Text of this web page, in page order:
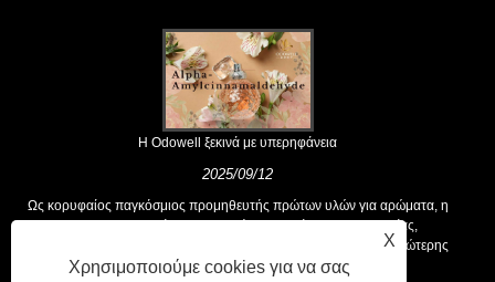
Η Odowell ξεκινά με υπερηφάνεια
2025/09/12
Ως κορυφαίος παγκόσμιος προμηθευτής πρώτων υλών για αρώματα, η
Odowell υποστηρίζει μια βασική φιλοσοφία της "καινοτομίας,
επικεντρωμένης στην ποιότητα", που παρέχει σταθερά λύσεις ανώτερης
αρωτικής στους πελάτες παγκοσμίως.
X
Χρησιμοποιούμε cookies για να σας